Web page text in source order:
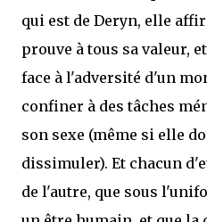
qui est de Deryn, elle
prouve à tous sa valeur,
face à l'adversité d'un
confiner à des tâches
son sexe (même si elle
dissimuler). Et chacun
de l'autre, que sous